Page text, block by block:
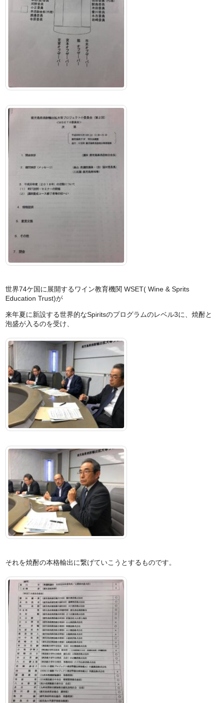
世界74ケ国に展開するワイン教育機関 WSET( Wine & Sprits
Education Trust)が
来年夏に新設する世界的なSpiritsのプログラムのレベル3に、焼酎と
泡盛が入るのを受け、
それを焼酎の本格輸出に繋げていこうとするものです。